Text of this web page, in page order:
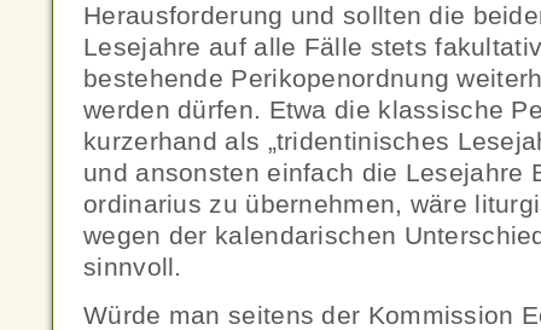
Herausforderung und sollten die
Lesejahre auf alle Fälle stets
bestehende Perikopenordnung
werden dürfen. Etwa die klassische
kurzerhand als „tridentinisches
und ansonsten einfach die Lesejahre
ordinarius zu übernehmen, wäre
wegen der kalendarischen
sinnvoll.
Würde man seitens der Kommission